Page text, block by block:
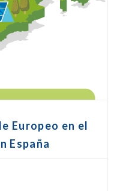
Europeo en el
España